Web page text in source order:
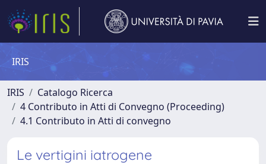
IRIS
IRIS
Catalogo Ricerca
4 Contributo in Atti di Convegno (Proceeding)
4.1 Contributo in Atti di convegno
Le vertigini iatrogene